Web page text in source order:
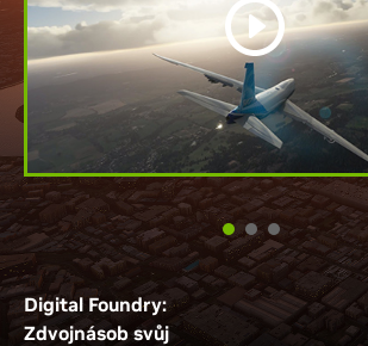
Digital Foundry:
Zdvojnásob svůj